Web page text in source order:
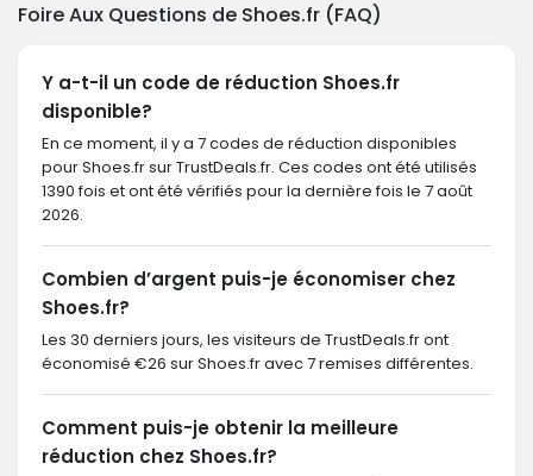
Foire Aux Questions de Shoes.fr (FAQ)
Y a-t-il un code de réduction Shoes.fr
disponible?
En ce moment, il y a 7 codes de réduction disponibles
pour Shoes.fr sur TrustDeals.fr. Ces codes ont été utilisés
1390 fois et ont été vérifiés pour la dernière fois le 7 août
2026.
Combien d’argent puis-je économiser chez
Shoes.fr?
Les 30 derniers jours, les visiteurs de TrustDeals.fr ont
économisé €26 sur Shoes.fr avec 7 remises différentes.
Comment puis-je obtenir la meilleure
réduction chez Shoes.fr?